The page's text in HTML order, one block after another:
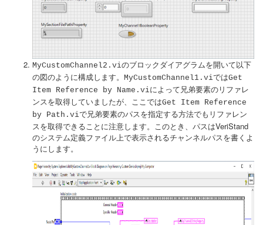
MyCustomChannel2.viのブロックダイアグラムを開いて以下
の図のように構成します。 MyCustomChannel1.viではGet
Item Reference by Name.viによって兄弟要素のリファレ
ンスを取得していましたが、ここではGet Item Reference
by Path.viで兄弟要素のパスを指定する方法でもリファレン
スを取得できることに注意します。このとき、パスはVeriStand
のシステム定義ファイル上で表示されるチャンネルパスを書くよ
うにします。